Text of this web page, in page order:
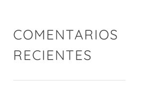
COMENTARIOS
RECIENTES